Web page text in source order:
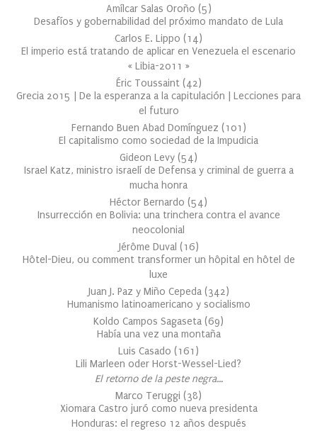
Amílcar Salas Oroño (5)
Desafíos y gobernabilidad del próximo mandato de Lula
Carlos E. Lippo (14)
El imperio está tratando de aplicar en Venezuela el escenario
« Libia-2011 »
Éric Toussaint (42)
Grecia 2015 | De la esperanza a la capitulación | Lecciones para
el futuro
Fernando Buen Abad Domínguez (101 )
El capitalismo como sociedad de la Impudicia
Gideon Levy (54)
Israel Katz, ministro israelí de Defensa y criminal de guerra a
mucha honra
Héctor Bernardo (54)
Insurrección en Bolivia: una trinchera contra el avance
neocolonial
Jérôme Duval (16)
Hôtel-Dieu, ou comment transformer un hôpital en hôtel de
luxe
Juan J. Paz y Miño Cepeda (342)
Humanismo latinoamericano y socialismo
Koldo Campos Sagaseta (69)
Había una vez una montaña
Luis Casado (161 )
Lili Marleen oder Horst-Wessel-Lied?
El retorno de la peste negra…
Marco Teruggi (38)
Xiomara Castro juró como nueva presidenta
Honduras: el regreso 12 años después